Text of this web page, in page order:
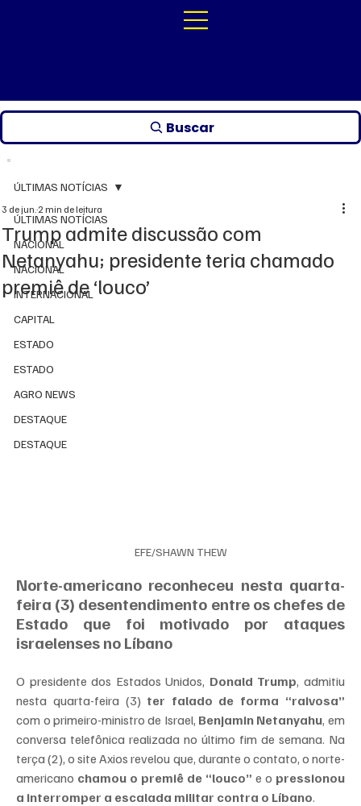
Buscar
ÚLTIMAS NOTÍCIAS
NACIONAL
NACIONAL
INTERNACIONAL
CAPITAL
ESTADO
ESTADO
AGRO NEWS
DESTAQUE
DESTAQUE
ÚLTIMAS NOTÍCIAS
Trump admite discussão com
Netanyahu; presidente teria chamado
premiê de ‘louco’
3 de jun.2 min de leitura
EFE/SHAWN THEW
Norte-americano reconheceu nesta quarta-
feira (3) desentendimento entre os chefes de
Estado que foi motivado por ataques
israelenses no Líbano
O presidente dos Estados Unidos, Donald Trump, admitiu
nesta quarta-feira (3) ter falado de forma “raivosa”
com o primeiro-ministro de Israel, Benjamin Netanyahu, em
conversa telefônica realizada no último fim de semana. Na
terça (2), o site Axios revelou que, durante o contato, o norte-
americano chamou o premiê de “louco” e o pressionou
a interromper a escalada militar contra o Líbano.